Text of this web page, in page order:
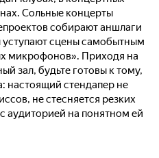
Сольные концерты
собирают аншлаги
уступают сцены самобытным
микрофонов». Приходя на
зал, будьте готовы к тому,
настоящий стендапер не
не стесняется резких
аудиторией на понятном ей